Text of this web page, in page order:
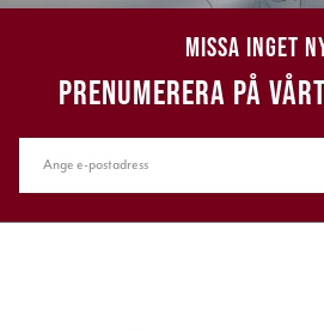
MISSA INGET
PRENUMERERA PÅ